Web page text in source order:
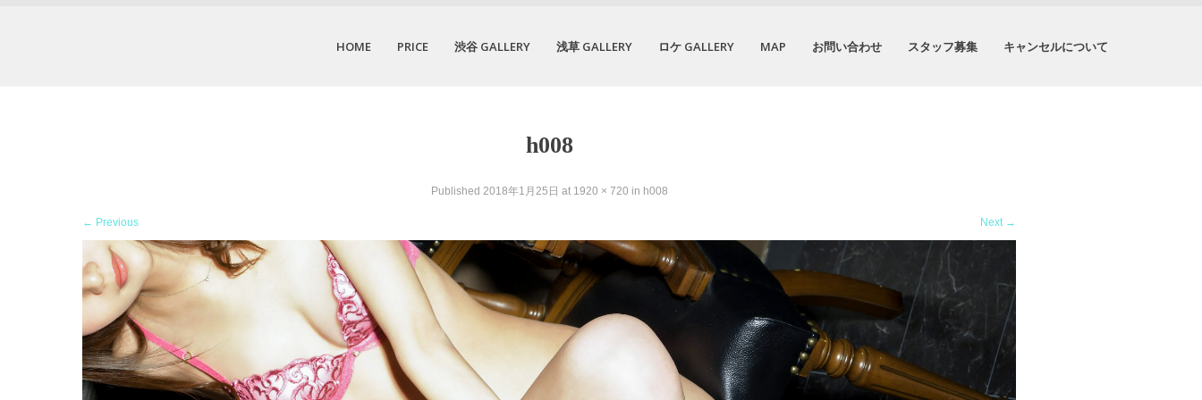
HOME PRICE 渋谷 GALLERY 浅草 GALLERY ロケ GALLERY MAP お問い合わせ スタッフ募集 キャンセルについて
h008
Published 2018年1月25日 at 1920 × 720 in h008
← Previous Next →